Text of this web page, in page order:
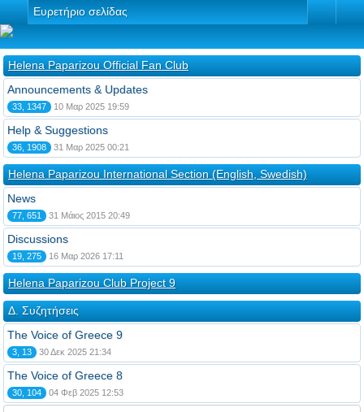
Ευρετήριο σελίδας
Helena Paparizou Official Fan Club
Announcements & Updates
33, 1347 10 Μαρ 2025 19:59
Help & Suggestions
36, 1908 31 Μαρ 2025 00:21
Helena Paparizou International Section (English, Swedish)
News
77, 651 31 Μάιος 2015 20:49
Discussions
19, 275 16 Μαρ 2026 17:11
Helena Paparizou Club Project 9
Δ. Συζητήσεις
The Voice of Greece 9
3, 13 30 Δεκ 2025 21:34
The Voice of Greece 8
30, 104 04 Φεβ 2025 12:53